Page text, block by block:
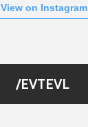
View on Instagram
/EVTEVL